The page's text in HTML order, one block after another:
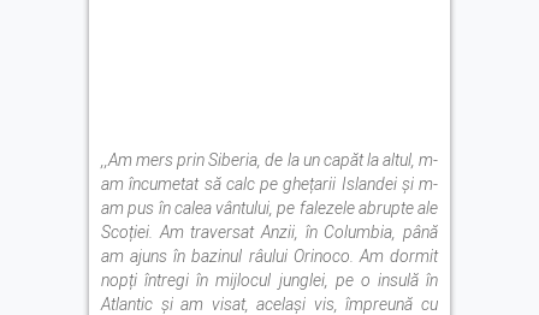
,,Am mers prin Siberia, de la un capăt la altul, m-
am încumetat să calc pe ghețarii Islandei și m-
am pus în calea vântului, pe falezele abrupte ale
Scoției. Am traversat Anzii, în Columbia, până
am ajuns în bazinul râului Orinoco. Am dormit
nopți întregi în mijlocul junglei, pe o insulă în
Atlantic și am visat, același vis, împreună cu